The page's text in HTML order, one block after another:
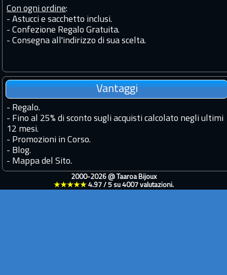
Con ogni ordine:
- Astucci e sacchetto inclusi.
- Confezione Regalo Gratuita.
- Consegna all'indirizzo di sua scelta.
Vantaggi
- Regalo.
- Fino al 25% di sconto sugli acquisti calcolato negli ultimi
12 mesi.
- Promozioni in Corso.
- Blog.
- Mappa del Sito.
2000-2026 @ Taaroa Bijoux
★★★★★ 4.97/ 5su 4007valutazioni.